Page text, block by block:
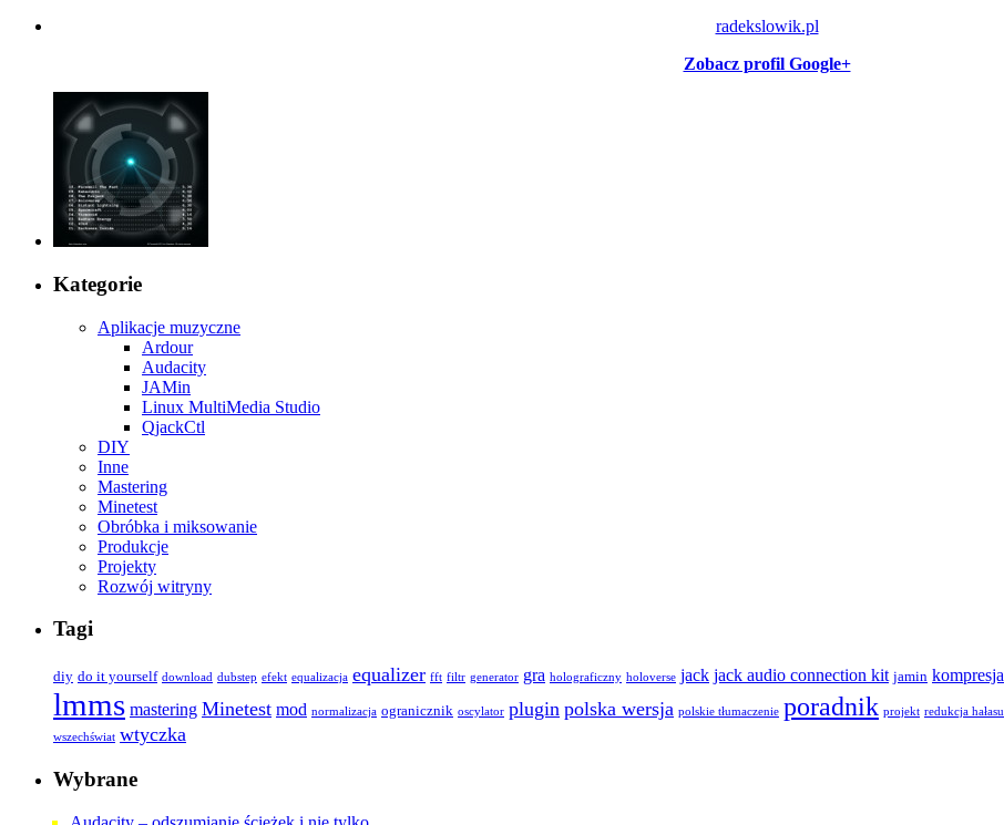
radekslowik.pl
Zobacz profil Google+
Kategorie
Aplikacje muzyczne
Ardour
Audacity
JAMin
Linux MultiMedia Studio
QjackCtl
DIY
Inne
Mastering
Minetest
Obróbka i miksowanie
Produkcje
Projekty
Rozwój witryny
Tagi
diy do it yourself download dubstep efekt equalizacja equalizer fft filtr generator gra holograficzny holoverse jack jack audio connection kit jamin kompresja
lmms mastering Minetest mod normalizacja ogranicznik oscylator plugin polska wersja polskie tłumaczenie poradnik projekt redukcja hałasu
wszechświat wtyczka
Wybrane